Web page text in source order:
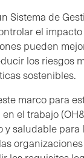
Sistema de
el
pueden
los riesgos
sostenibles.
marco para
el trabajo
saludable